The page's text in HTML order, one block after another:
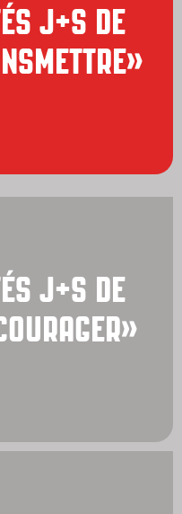
J+S DE
J+S DE